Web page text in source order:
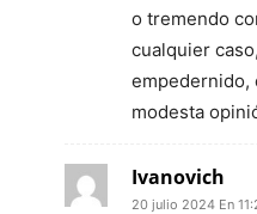
o tremendo
cualquier
empedernido,
modesta
Ivanovich
20 julio 2024 En